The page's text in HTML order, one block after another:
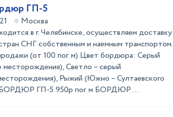
ГП-5
Москва
в г. Челябинске, осуществляем доставку
СНГ собственным и наемным транспортом.
(от 100 пог. м) Цвет бордюра: Серый
месторождения), Светло – серый
Рыжий (Южно – Султаевского
БОРДЮР ГП-5 950р пог. м БОРДЮР ...